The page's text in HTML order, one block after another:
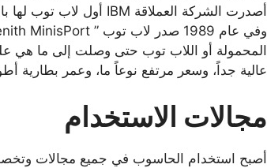
المحمولة أو اللاب توب حتى وصلت إلى ما هي
عالية جداً، وسعر مرتفع نوعاً ما، وعمر بطارية
مجالات الاستخدام
أصبح استخدام الحاسوب في جميع مجالات